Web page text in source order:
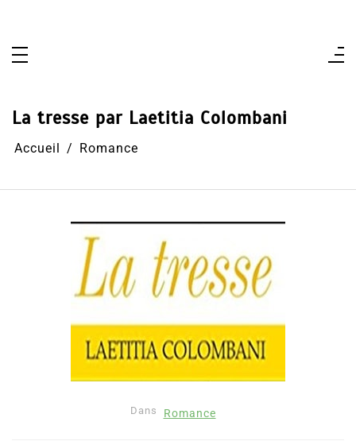
La tresse par Laetitia Colombani
Accueil Romance
Dans Romance